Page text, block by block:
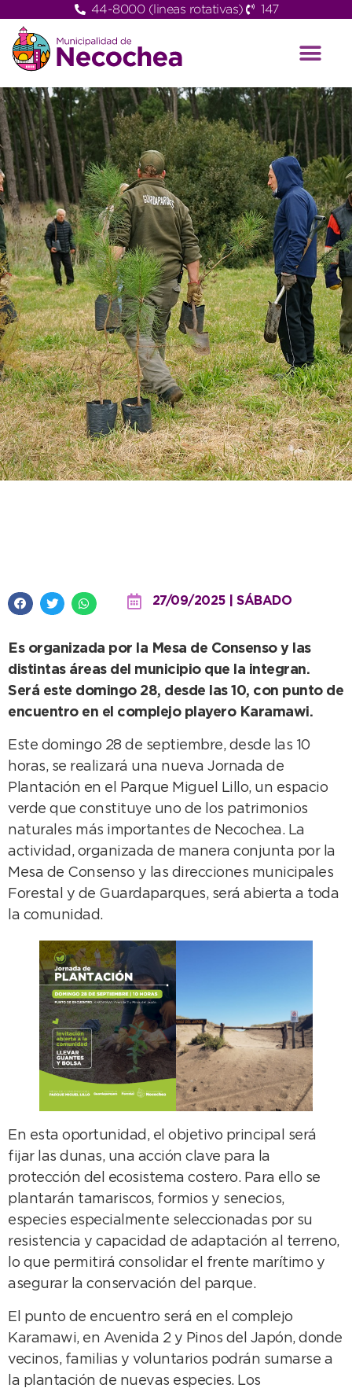
44-8000 (lineas rotativas) 147
27/09/2025 | SÁBADO
Es organizada por la Mesa de Consenso y las
distintas áreas del municipio que la integran.
Será este domingo 28, desde las 10, con punto de
encuentro en el complejo playero Karamawi.
Este domingo 28 de septiembre, desde las 10
horas, se realizará una nueva Jornada de
Plantación en el Parque Miguel Lillo, un espacio
verde que constituye uno de los patrimonios
naturales más importantes de Necochea. La
actividad, organizada de manera conjunta por la
Mesa de Consenso y las direcciones municipales
Forestal y de Guardaparques, será abierta a toda
la comunidad.
En esta oportunidad, el objetivo principal será
fijar las dunas, una acción clave para la
protección del ecosistema costero. Para ello se
plantarán tamariscos, formios y senecios,
especies especialmente seleccionadas por su
resistencia y capacidad de adaptación al terreno,
lo que permitirá consolidar el frente marítimo y
asegurar la conservación del parque.
El punto de encuentro será en el complejo
Karamawi, en Avenida 2 y Pinos del Japón, donde
vecinos, familias y voluntarios podrán sumarse a
la plantación de nuevas especies. Los